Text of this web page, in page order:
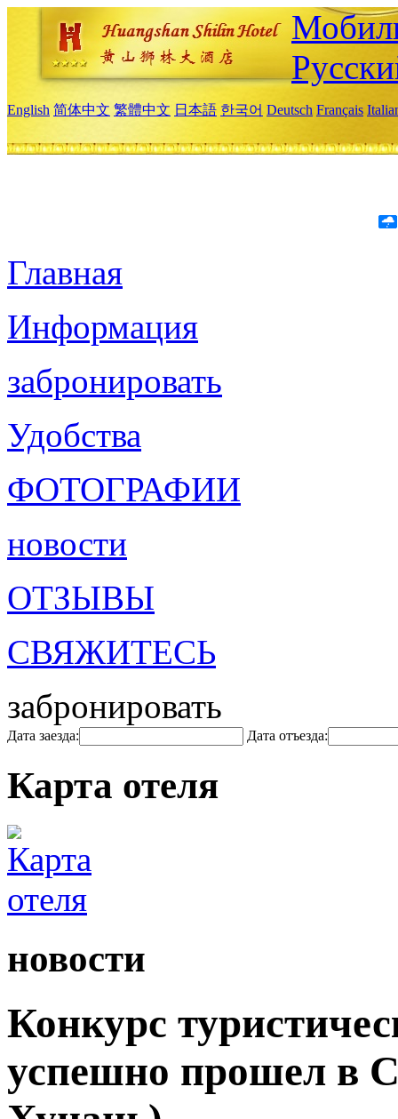
English 简体中文 繁體中文 日本語 한국어 Deutsch Français
Главная
Информация
забронировать
Удобства
ФОТОГРАФИИ
новости
ОТЗЫВЫ
СВЯЖИТЕСЬ
забронировать
Дата заезда: Дата отъезда:
Карта отеля
новости
Конкурс
успешно прошел в